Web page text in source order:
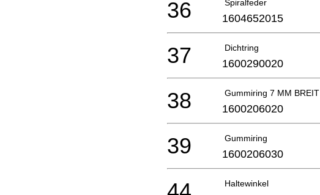
Spiralfeder
36 1604652015
Dichtring
37 1600290020
Gummiring 7 MM BREIT
38 1600206020
Gummiring
39 1600206030
Haltewinkel